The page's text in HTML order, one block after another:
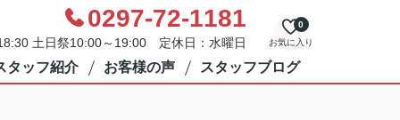
0297-72-1181
土日祭10:00～19:00 定休日：水曜日 お気に入り
0
タッフ紹介 お客様の声 スタッフブログ